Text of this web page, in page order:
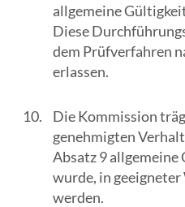
allgemeine
Diese
dem Prüfverfahren
erlassen.
Die Kommission
genehmigten
Absatz 9
wurde, in
werden.